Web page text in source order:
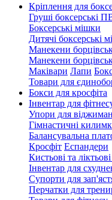
Кріплення для
Груші боксерські
Боксерські мішки
Дитячі боксерські
Манекени
Манекени
Маківари Лапи
Товари для
Бокси для кросфіта
Інвентар для
Упори для
Гімнастичні
Балансувальна
Кросфіт Еспандери
Кистьові та
Інвентар для
Супорти для
Перчатки для